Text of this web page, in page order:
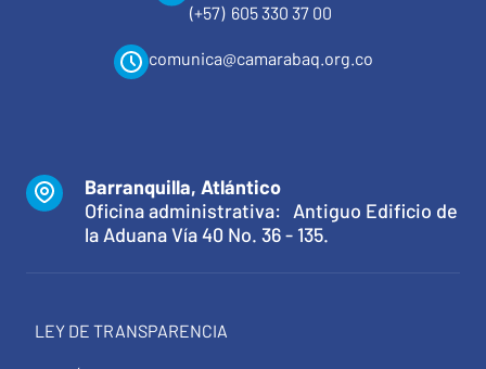
(+57) 605 330 37 00
comunica@camarabaq.org.co
Barranquilla, Atlántico
Oficina administrativa: Antiguo Edificio de
la Aduana Vía 40 No. 36 - 135.
LEY DE TRANSPARENCIA